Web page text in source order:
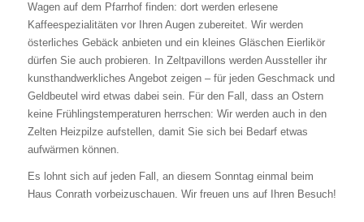
Wagen auf dem Pfarrhof finden: dort werden erlesene
Kaffeespezialitäten vor Ihren Augen zubereitet. Wir werden
österliches Gebäck anbieten und ein kleines Gläschen Eierlikör
dürfen Sie auch probieren. In Zeltpavillons werden Aussteller ihr
kunsthandwerkliches Angebot zeigen – für jeden Geschmack und
Geldbeutel wird etwas dabei sein. Für den Fall, dass an Ostern
keine Frühlingstemperaturen herrschen: Wir werden auch in den
Zelten Heizpilze aufstellen, damit Sie sich bei Bedarf etwas
aufwärmen können.
Es lohnt sich auf jeden Fall, an diesem Sonntag einmal beim
Haus Conrath vorbeizuschauen. Wir freuen uns auf Ihren Besuch!